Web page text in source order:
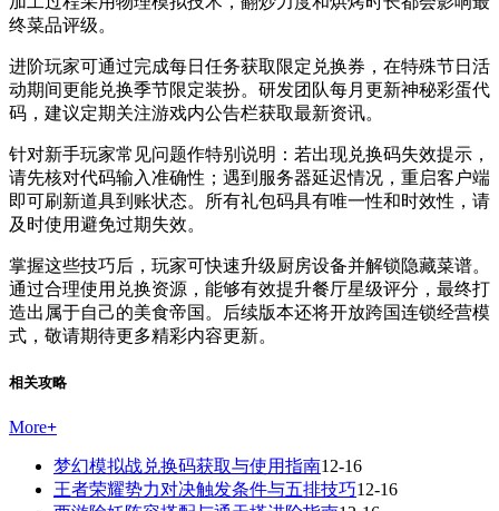
终菜品评级。
进阶玩家可通过完成每日任务获取限定兑换券，在特殊节日活
动期间更能兑换季节限定装扮。研发团队每月更新神秘彩蛋代
码，建议定期关注游戏内公告栏获取最新资讯。
针对新手玩家常见问题作特别说明：若出现兑换码失效提示，
请先核对代码输入准确性；遇到服务器延迟情况，重启客户端
即可刷新道具到账状态。所有礼包码具有唯一性和时效性，请
及时使用避免过期失效。
掌握这些技巧后，玩家可快速升级厨房设备并解锁隐藏菜谱。
通过合理使用兑换资源，能够有效提升餐厅星级评分，最终打
造出属于自己的美食帝国。后续版本还将开放跨国连锁经营模
式，敬请期待更多精彩内容更新。
相关攻略
More+
梦幻模拟战兑换码获取与使用指南12-16
王者荣耀势力对决触发条件与五排技巧12-16